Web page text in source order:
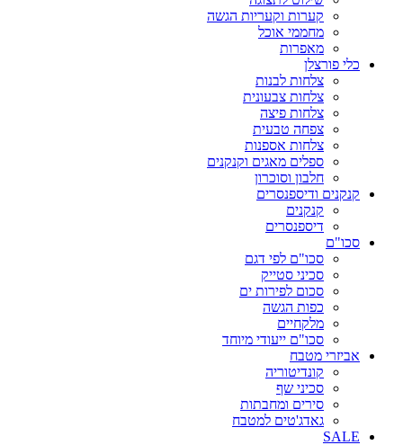
קערות וקעריות הגשה
מחממי אוכל
מאפרות
כלי פורצלן
צלחות לבנות
צלחות צבעונית
צלחות פיצה
צפחה טבעית
צלחות אספנות
ספלים מאגים וקנקנים
חלבון וסוכרון
קנקנים ודיספנסרים
קנקנים
דיספנסרים
סכו"ם
סכו"ם לפי דגם
סכיני סטייק
סכום לפירות ים
כפות הגשה
מלקחיים
סכו"ם ייעודי מיוחד
אביזרי מטבח
קונדיטוריה
סכיני שף
סירים ומחבתות
גאדג'טים למטבח
SALE